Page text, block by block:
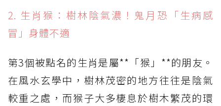
2. 生肖猴：樹林陰氣濃！鬼月恐「生病感
冒」身體不適
第3個被點名的生肖是屬**「猴」**的朋友。
在風水玄學中，樹林茂密的地方往往是陰氣
較重之處，而猴子大多棲息於樹木繁茂的環